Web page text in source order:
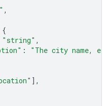
,
{
"string" ,
:
"The city name,
],